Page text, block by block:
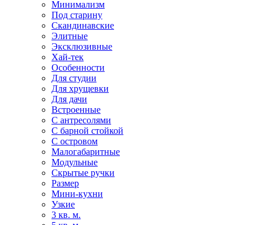
Минимализм
Под старину
Скандинавские
Элитные
Эксклюзивные
Хай-тек
Особенности
Для студии
Для хрущевки
Для дачи
Встроенные
С антресолями
С барной стойкой
С островом
Малогабаритные
Модульные
Скрытые ручки
Размер
Мини-кухни
Узкие
3 кв. м.